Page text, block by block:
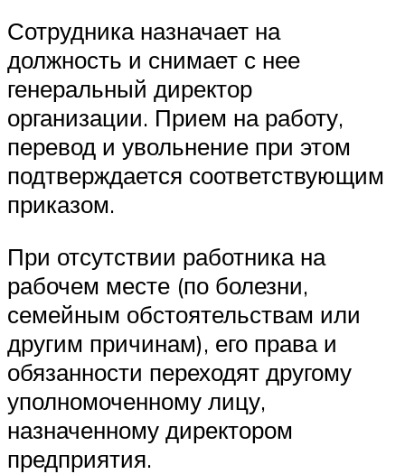
Сотрудника назначает на
должность и снимает с нее
генеральный директор
организации. Прием на работу,
перевод и увольнение при этом
подтверждается соответствующим
приказом.
При отсутствии работника на
рабочем месте (по болезни,
семейным обстоятельствам или
другим причинам), его права и
обязанности переходят другому
уполномоченному лицу,
назначенному директором
предприятия.